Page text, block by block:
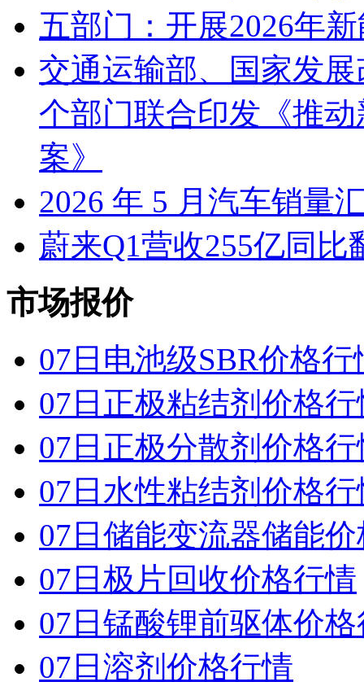
五部门：开展2026年
交通运输部、国家发
个部门联合印发《推
案》
2026 年 5 月汽车销量
蔚来Q1营收255亿同
市场报价
07日电池级SBR价格行
07日正极粘结剂价格行
07日正极分散剂价格行
07日水性粘结剂价格行
07日储能变流器储能
07日极片回收价格行情
07日锰酸锂前驱体价
07日溶剂价格行情